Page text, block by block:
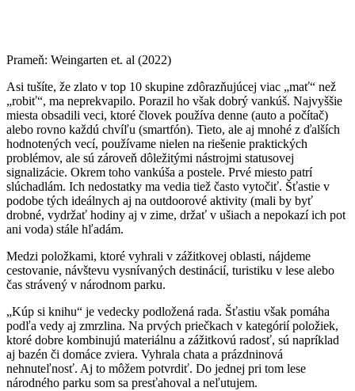
Prameň: Weingarten et. al (2022)
Asi tušíte, že zlato v top 10 skupine zdôrazňujúcej viac „mať“ než
„robiť“, ma neprekvapilo. Porazil ho však dobrý vankúš. Najvyššie
miesta obsadili veci, ktoré človek používa denne (auto a počítač)
alebo rovno každú chvíľu (smartfón). Tieto, ale aj mnohé z ďalších
hodnotených vecí, používame nielen na riešenie praktických
problémov, ale sú zároveň dôležitými nástrojmi statusovej
signalizácie. Okrem toho vankúša a postele. Prvé miesto patrí
slúchadlám. Ich nedostatky ma vedia tiež často vytočiť. Šťastie v
podobe tých ideálnych aj na outdoorové aktivity (mali by byť
drobné, vydržať hodiny aj v zime, držať v ušiach a nepokazí ich pot
ani voda) stále hľadám.
Medzi položkami, ktoré vyhrali v zážitkovej oblasti, nájdeme
cestovanie, návštevu vysnívaných destinácií, turistiku v lese alebo
čas strávený v národnom parku.
„Kúp si knihu“ je vedecky podložená rada. Šťastiu však pomáha
podľa vedy aj zmrzlina. Na prvých priečkach v kategórií položiek,
ktoré dobre kombinujú materiálnu a zážitkovú radosť, sú napríklad
aj bazén či domáce zviera. Vyhrala chata a prázdninová
nehnuteľnosť. Aj to môžem potvrdiť. Do jednej pri tom lese
národného parku som sa presťahoval a neľutujem.